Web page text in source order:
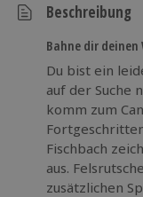
Beschreibung
Bahne dir deinen
Du bist ein
auf der Suche
komm zum
Fischbach
aus.
zusätzlichen